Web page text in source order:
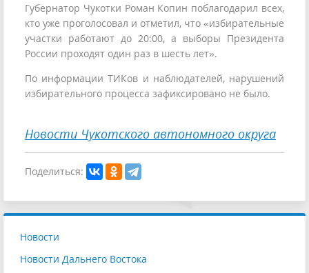
Губернатор Чукотки Роман Копин поблагодарил всех,
кто уже проголосовал и отметил, что «избирательные
участки работают до 20:00, а выборы Президента
России проходят один раз в шесть лет».
По информации ТИКов и наблюдателей, нарушений
избирательного процесса зафиксировано не было.
Новости Чукотского автономного округа
Поделиться:
Новости
Новости Дальнего Востока